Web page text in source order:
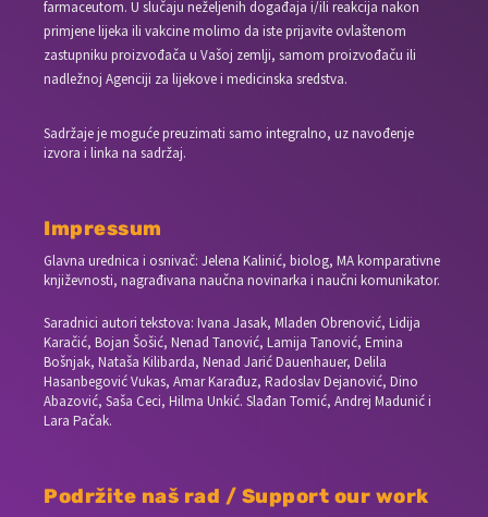
farmaceutom. U slučaju neželjenih događaja i/ili reakcija nakon
primjene lijeka ili vakcine molimo da iste prijavite ovlaštenom
zastupniku proizvođača u Vašoj zemlji, samom proizvođaču ili
nadležnoj Agenciji za lijekove i medicinska sredstva.
Sadržaje je moguće preuzimati samo integralno, uz navođenje
izvora i linka na sadržaj.
Impressum
Glavna urednica i osnivač: Jelena Kalinić, biolog, MA komparativne
književnosti, nagrađivana naučna novinarka i naučni komunikator.
Saradnici autori tekstova: Ivana Jasak, Mladen Obrenović, Lidija
Karačić, Bojan Šošić, Nenad Tanović, Lamija Tanović, Emina
Bošnjak, Nataša Kilibarda, Nenad Jarić Dauenhauer, Delila
Hasanbegović Vukas, Amar Karađuz, Radoslav Dejanović, Dino
Abazović, Saša Ceci, Hilma Unkić. Slađan Tomić, Andrej Madunić i
Lara Pačak.
Podržite naš rad / Support our work